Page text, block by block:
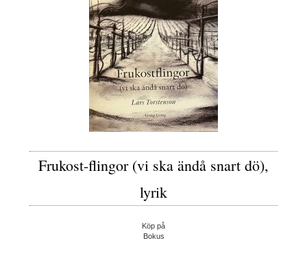
Frukost-flingor (vi ska ändå snart dö),
lyrik
Köp på
Bokus